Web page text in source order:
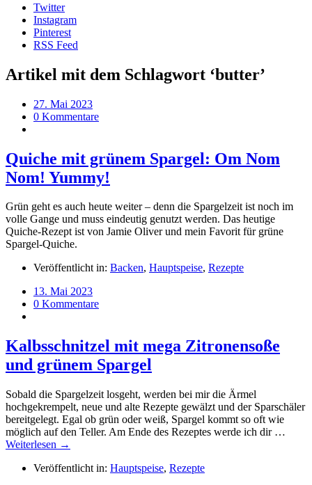
Twitter
Instagram
Pinterest
RSS Feed
Artikel mit dem Schlagwort ‘butter’
27. Mai 2023
0 Kommentare
Quiche mit grünem Spargel: Om Nom
Nom! Yummy!
Grün geht es auch heute weiter – denn die Spargelzeit ist noch im
volle Gange und muss eindeutig genutzt werden. Das heutige
Quiche-Rezept ist von Jamie Oliver und mein Favorit für grüne
Spargel-Quiche.
Veröffentlicht in: Backen, Hauptspeise, Rezepte
13. Mai 2023
0 Kommentare
Kalbsschnitzel mit mega Zitronensoße
und grünem Spargel
Sobald die Spargelzeit losgeht, werden bei mir die Ärmel
hochgekrempelt, neue und alte Rezepte gewälzt und der Sparschäler
bereitgelegt. Egal ob grün oder weiß, Spargel kommt so oft wie
möglich auf den Teller. Am Ende des Rezeptes werde ich dir …
Weiterlesen →
Veröffentlicht in: Hauptspeise, Rezepte